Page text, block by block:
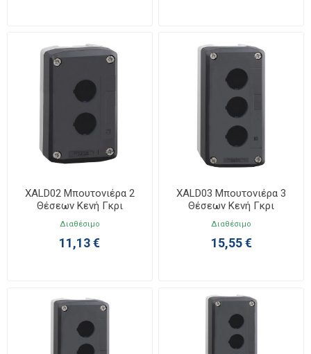
XALD02 Μπουτονιέρα 2
Θέσεων Κενή Γκρι
Διαθέσιμο
11,13 €
XALD03 Μπουτονιέρα 3
Θέσεων Κενή Γκρι
Διαθέσιμο
15,55 €